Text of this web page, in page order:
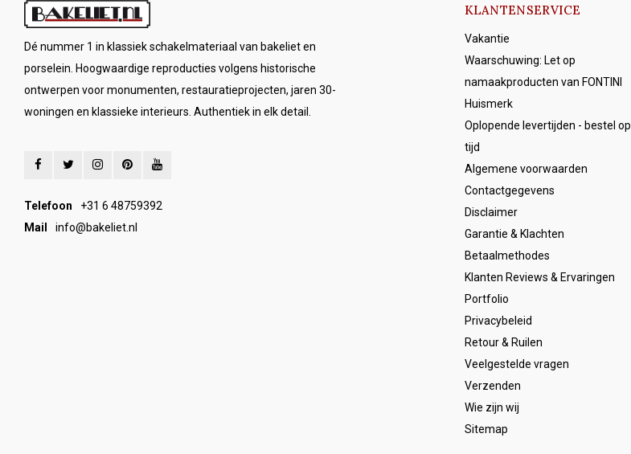
Dé nummer 1 in klassiek schakelmateriaal van bakeliet en
porselein. Hoogwaardige reproducties volgens historische
ontwerpen voor monumenten, restauratieprojecten, jaren 30-
woningen en klassieke interieurs. Authentiek in elk detail.
Telefoon
+31 6 48759392
Mail
info@bakeliet.nl
KLANTENSERVICE
Vakantie
Waarschuwing: Let op
namaakproducten van FONTINI
Huismerk
Oplopende levertijden - bestel op
tijd
Algemene voorwaarden
Contactgegevens
Disclaimer
Garantie & Klachten
Betaalmethodes
Klanten Reviews & Ervaringen
Portfolio
Privacybeleid
Retour & Ruilen
Veelgestelde vragen
Verzenden
Wie zijn wij
Sitemap